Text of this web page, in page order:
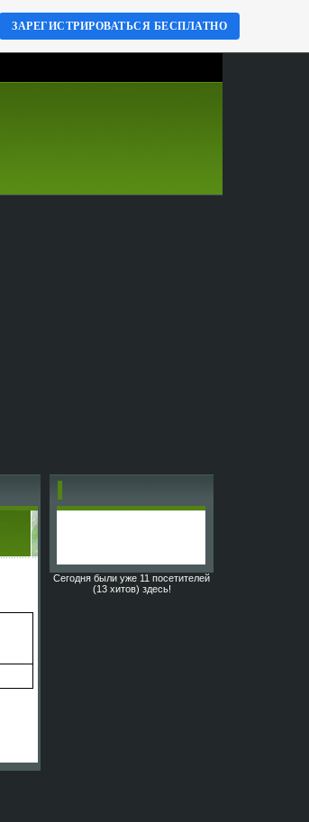
Сегодня были уже 11 посетителей
(13 хитов) здесь!
ЗАРЕГИСТРИРОВАТЬСЯ БЕСПЛАТНО